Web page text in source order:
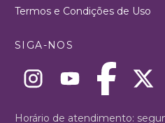
Termos e Condições de Uso
SIGA-NOS
Horário de atendimento: